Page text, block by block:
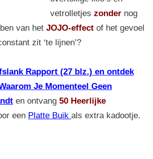
vetrolletjes zondernog
van het JOJO-effect of het gevoel
zit ‘te lijnen’?
Rapport (27 blz.) en ontdek
Je Momenteel Geen
en ontvang 50 Heerlijke
een Platte Buik als extra kadootje.